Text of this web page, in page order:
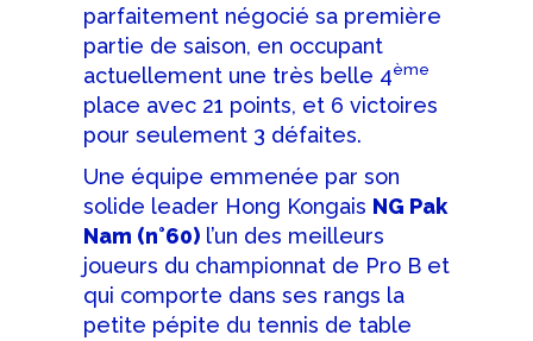
parfaitement négocié sa première
partie de saison, en occupant
actuellement une très belle 4ème
place avec 21 points, et 6 victoires
pour seulement 3 défaites.
Une équipe emmenée par son
solide leader Hong Kongais NG Pak
Nam (n°60) l’un des meilleurs
joueurs du championnat de Pro B et
qui comporte dans ses rangs la
petite pépite du tennis de table